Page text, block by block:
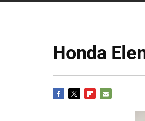
Honda